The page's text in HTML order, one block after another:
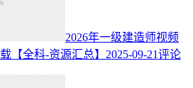
2026年一级建造师视频
【全科-资源汇总】 2025-09-21评论